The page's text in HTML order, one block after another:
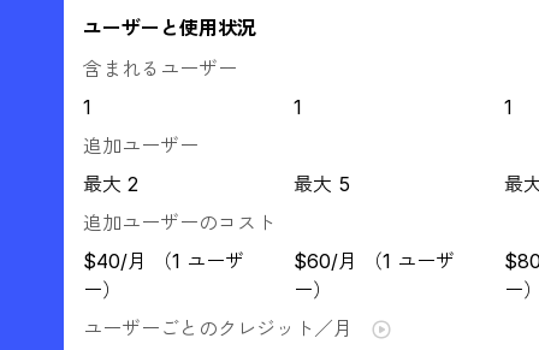
ユーザーと使用状況
含まれるユーザー
1
1
1
追加ユーザー
最大 2
最大 5
最
追加ユーザーのコスト
$40/月 （1 ユーザ
ー）
$60/月 （1 ユーザ
ー）
ー
ユーザーごとのクレジット／月